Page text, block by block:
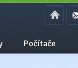
Počítače